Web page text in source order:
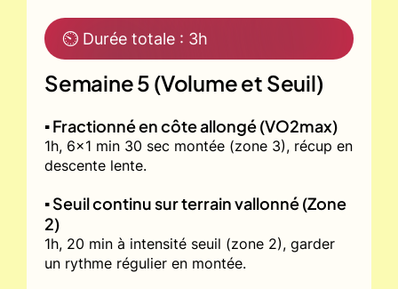
⏲ Durée totale : 3h
Semaine 5 (Volume et Seuil)
▪️ Fractionné en côte allongé (VO2max)
1h, 6x1 min 30 sec montée (zone 3), récup en
descente lente.
▪️ Seuil continu sur terrain vallonné (Zone
2)
1h, 20 min à intensité seuil (zone 2), garder
un rythme régulier en montée.